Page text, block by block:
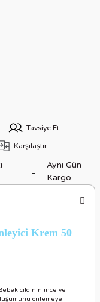
Tavsiye Et
Karşılaştır
Aynı Gün
Kargo
Krem 50
cildinin ince ve
önlemeye